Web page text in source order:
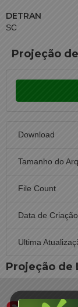
DETRAN
SC
Projeção
Download
Tamanho do
File Count
Data de Criação
Ultima
Projeção de